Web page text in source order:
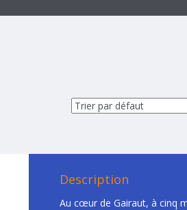
Description
Au cœur de Gairaut, à cinq